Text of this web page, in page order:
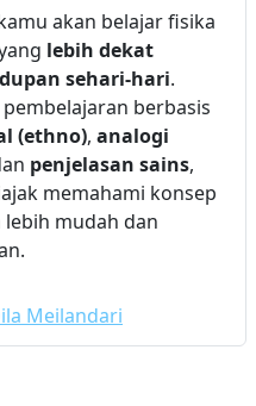
akan belajar fisika
lebih dekat
sehari-hari.
berbasis
(ethno), analogi
penjelasan sains,
memahami konsep
mudah dan
Meilandari